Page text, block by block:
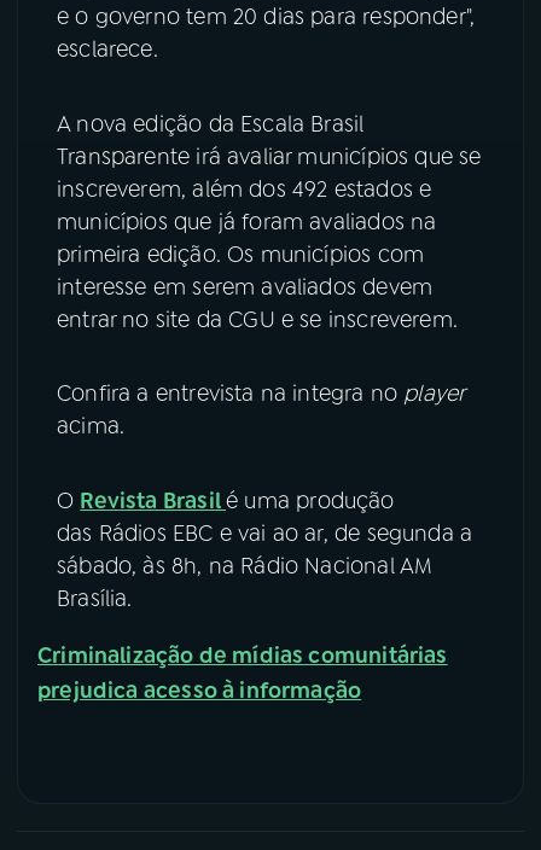
e o governo tem 20 dias para responder",
esclarece.
A nova edição da Escala Brasil
Transparente irá avaliar municípios que se
inscreverem, além dos 492 estados e
municípios que já foram avaliados na
primeira edição. Os municípios com
interesse em serem avaliados devem
entrar no site da CGU e se inscreverem.
Confira a entrevista na integra no player
acima.
O Revista Brasilé uma produção
das Rádios EBC e vai ao ar, de segunda a
sábado, às 8h, na Rádio Nacional AM
Brasília.
Criminalização de mídias comunitárias
prejudica acesso à informação